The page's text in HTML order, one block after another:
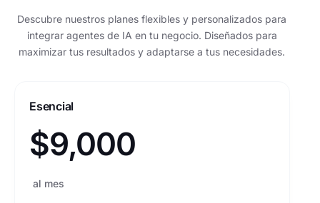
Descubre nuestros planes flexibles y personalizados para
integrar agentes de IA en tu negocio. Diseñados para
maximizar tus resultados y adaptarse a tus necesidades.
Esencial
$9,000
al mes